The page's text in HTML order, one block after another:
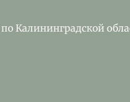
Калининградской